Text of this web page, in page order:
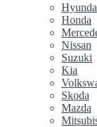
Honda
Nissan
Suzuki
Kia
Skoda
Mazda